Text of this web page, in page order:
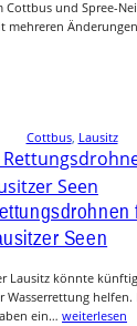
und Spree-
mehreren
Cottbus, Lausitz
Seen
Lausitz könnte
helfen.
ein… weiterlesen